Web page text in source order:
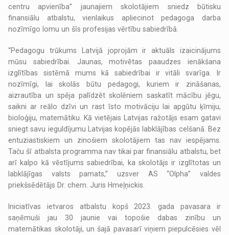
centru apvienība” jaunajiem skolotājiem sniedz būtisku
finansiālu atbalstu, vienlaikus apliecinot pedagoga darba
nozīmīgo lomu un šīs profesijas vērtību sabiedrībā.
“Pedagogu trūkums Latvijā joprojām ir aktuāls izaicinājums
mūsu sabiedrībai. Jaunas, motivētas paaudzes ienākšana
izglītības sistēmā mums kā sabiedrībai ir vitāli svarīga. Ir
nozīmīgi, lai skolās būtu pedagogi, kuriem ir zināšanas,
aizrautība un spēja palīdzēt skolēniem saskatīt mācību jēgu,
saikni ar reālo dzīvi un rast īsto motivāciju lai apgūtu ķīmiju,
bioloģiju, matemātiku. Kā vietējais Latvijas ražotājs esam gatavi
sniegt savu ieguldījumu Latvijas kopējās labklājības celšanā. Bez
entuziastiskiem un zinošiem skolotājiem tas nav iespējams.
Taču šī atbalsta programma nav tikai par finansiālu atbalstu, bet
arī kalpo kā vēstījums sabiedrībai, ka skolotājs ir izglītotas un
labklājīgas valsts pamats,” uzsver AS “Olpha” valdes
priekšsēdētājs Dr. chem. Juris Hmeļņickis.
Iniciatīvas ietvaros atbalstu kopš 2023. gada pavasara ir
saņēmuši jau 30 jaunie vai topošie dabas zinību un
matemātikas skolotāji, un šajā pavasarī viņiem piepulcēsies vēl